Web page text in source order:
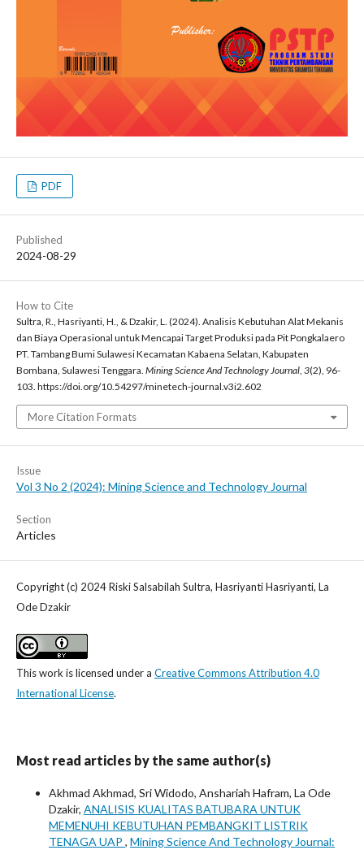
PDF
Published
2024-08-29
How to Cite
Sultra, R., Hasriyanti, H., & Dzakir, L. (2024). Analisis Kebutuhan Alat Mekanis
dan Biaya Operasional untuk Mencapai Target Produksi pada Pit Pongkalaero
PT. Tambang Bumi Sulawesi Kecamatan Kabaena Selatan, Kabupaten
Bombana, Sulawesi Tenggara. Mining Science And Technology Journal 3(2), 96-
103. https://doi.org/10.54297/minetech-journal.v3i2.602
More Citation Formats
Issue
Vol 3 No 2 (2024): Mining Science and Technology Journal
Section
Articles
Copyright (c) 2024 Riski Salsabilah Sultra, Hasriyanti Hasriyanti, La
Ode Dzakir
This work is licensed under a Creative Commons Attribution 4.0
International License.
Most read articles by the same author(s)
Akhmad Akhmad, Sri Widodo, Anshariah Hafram, La Ode
Dzakir, ANALISIS KUALITAS BATUBARA UNTUK
MEMENUHI KEBUTUHAN PEMBANGKIT LISTRIK
TENAGA UAP , Mining Science And Technology Journal: